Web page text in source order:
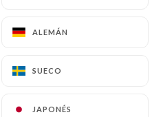
ALEMÁN
SUECO
JAPONÉS
ALEMÁN
SUECO
JAPONÉS